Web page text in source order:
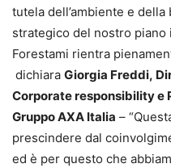
tutela dell’ambiente e
strategico del nostro
Forestami rientra
dichiara Giorgia Freddi,
Corporate responsibility e
Gruppo AXA Italia –
prescindere dal
ed è per questo che